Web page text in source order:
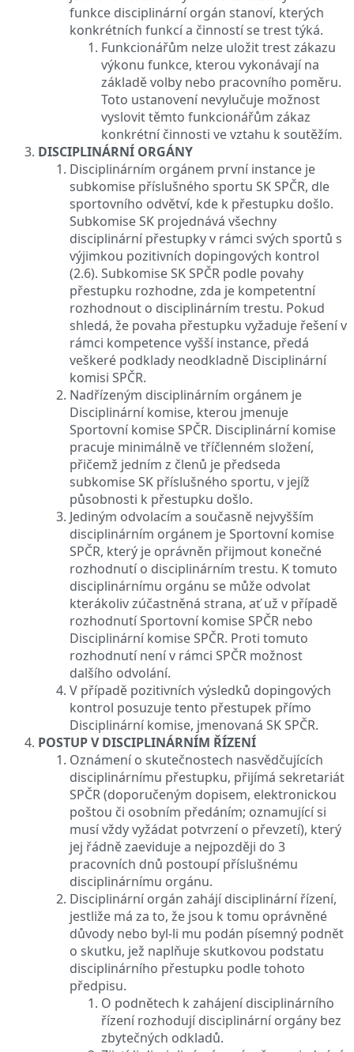
funkce disciplinární orgán stanoví, kterých
konkrétních funkcí a činností se trest týká.
Funkcionářům nelze uložit trest zákazu
výkonu funkce, kterou vykonávají na
základě volby nebo pracovního poměru.
Toto ustanovení nevylučuje možnost
vyslovit těmto funkcionářům zákaz
konkrétní činnosti ve vztahu k soutěžím.
DISCIPLINÁRNÍ ORGÁNY
Disciplinárním orgánem první instance je
subkomise příslušného sportu SK SPČR, dle
sportovního odvětví, kde k přestupku došlo.
Subkomise SK projednává všechny
disciplinární přestupky v rámci svých sportů s
výjimkou pozitivních dopingových kontrol
(2.6). Subkomise SK SPČR podle povahy
přestupku rozhodne, zda je kompetentní
rozhodnout o disciplinárním trestu. Pokud
shledá, že povaha přestupku vyžaduje řešení v
rámci kompetence vyšší instance, předá
veškeré podklady neodkladně Disciplinární
komisi SPČR.
Nadřízeným disciplinárním orgánem je
Disciplinární komise, kterou jmenuje
Sportovní komise SPČR. Disciplinární komise
pracuje minimálně ve tříčlenném složení,
přičemž jedním z členů je předseda
subkomise SK příslušného sportu, v jejíž
působnosti k přestupku došlo.
Jediným odvolacím a současně nejvyšším
disciplinárním orgánem je Sportovní komise
SPČR, který je oprávněn přijmout konečné
rozhodnutí o disciplinárním trestu. K tomuto
disciplinárnímu orgánu se může odvolat
kterákoliv zúčastněná strana, ať už v případě
rozhodnutí Sportovní komise SPČR nebo
Disciplinární komise SPČR. Proti tomuto
rozhodnutí není v rámci SPČR možnost
dalšího odvolání.
V případě pozitivních výsledků dopingových
kontrol posuzuje tento přestupek přímo
Disciplinární komise, jmenovaná SK SPČR.
POSTUP V DISCIPLINÁRNÍM ŘÍZENÍ
Oznámení o skutečnostech nasvědčujících
disciplinárnímu přestupku, přijímá sekretariát
SPČR (doporučeným dopisem, elektronickou
poštou či osobním předáním; oznamující si
musí vždy vyžádat potvrzení o převzetí), který
jej řádně zaeviduje a nejpozději do 3
pracovních dnů postoupí příslušnému
disciplinárnímu orgánu.
Disciplinární orgán zahájí disciplinární řízení,
jestliže má za to, že jsou k tomu oprávněné
důvody nebo byl-li mu podán písemný podnět
o skutku, jež naplňuje skutkovou podstatu
disciplinárního přestupku podle tohoto
předpisu.
O podnětech k zahájení disciplinárního
řízení rozhodují disciplinární orgány bez
zbytečných odkladů.